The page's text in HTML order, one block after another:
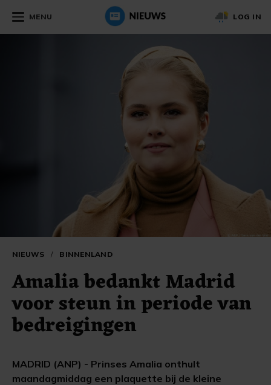
MENU LOG IN
NIEUWS / BINNENLAND
Amalia bedankt Madrid
voor steun in periode van
bedreigingen
MADRID (ANP) - Prinses Amalia onthult
maandagmiddag een plaquette bij de kleine